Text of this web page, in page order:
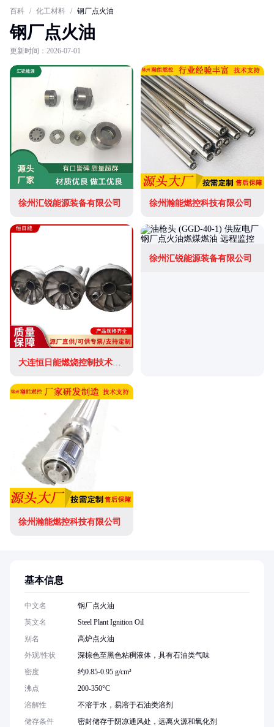
百科 / 化工材料 / 钢厂点火油
钢厂点火油
更新时间：2026-07-01
徐州汇锐能源装备有限公司 徐州瀚能燃控科技有限公司
大连恒日能燃烧控制技术有限公司
徐州汇锐能源装备有限公司
徐州瀚能燃控科技有限公司
基本信息
中文名
钢厂点火油
英文名
Steel Plant Ignition Oil
别名
高炉点火油
外观/性状
深棕色至黑色粘稠液体，具有石油类气味
密度
约0.85-0.95 g/cm³
沸点
200-350°C
溶解性
不溶于水，易溶于石油类溶剂
储存条件
密封储存于阴凉通风处，远离火源和氧化剂